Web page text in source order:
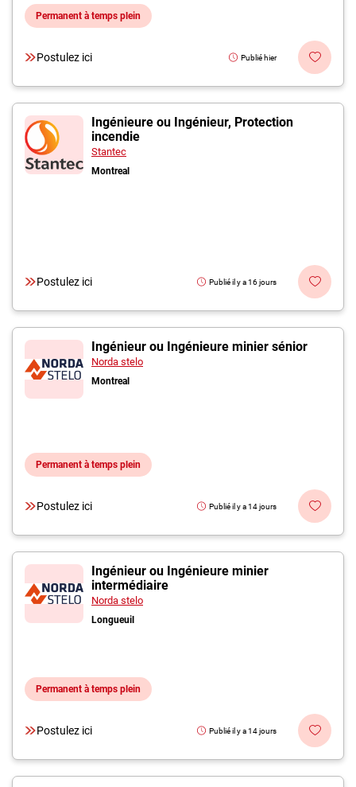
Permanent à temps plein
Postulez ici Publié hier
Ingénieure ou Ingénieur, Protection
incendie
Stantec
Montreal
Postulez ici Publié il y a 16 jours
Ingénieur ou Ingénieure minier sénior
Norda stelo
Montreal
Permanent à temps plein
Postulez ici Publié il y a 14 jours
Ingénieur ou Ingénieure minier
intermédiaire
Norda stelo
Longueuil
Permanent à temps plein
Postulez ici Publié il y a 14 jours